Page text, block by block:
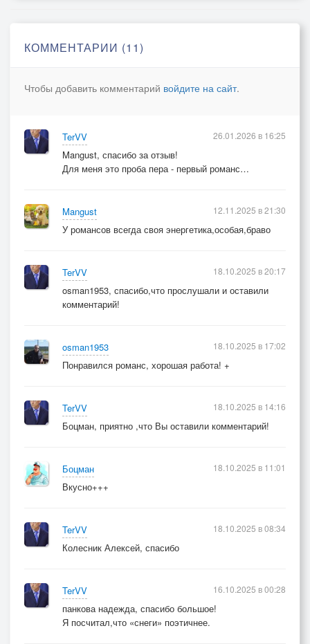
КОММЕНТАРИИ (11)
Чтобы добавить комментарий войдите на сайт.
TerVV
Mangust, спасибо за отзыв!
Для меня это проба пера - первый романс…
26.01.2026 в 16:25
Mangust
У романсов всегда своя энергетика,особая,браво
12.11.2025 в 21:30
TerVV
osman1953, спасибо,что прослушали и оставили
комментарий!
18.10.2025 в 20:17
osman1953
Понравился романс, хорошая работа! +
18.10.2025 в 17:02
TerVV
Боцман, приятно ,что Вы оставили комментарий!
18.10.2025 в 14:16
Боцман
Вкусно+++
18.10.2025 в 11:01
TerVV
Колесник Алексей, спасибо
18.10.2025 в 08:34
TerVV
панкова надежда, спасибо большое!
Я посчитал,что «снеги» поэтичнее.
16.10.2025 в 00:28